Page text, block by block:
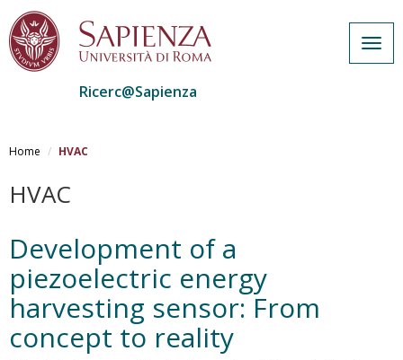
al
principale
Ricerc@Sapienza
Home HVAC
HVAC
Development of a
piezoelectric energy
harvesting sensor: From
concept to reality